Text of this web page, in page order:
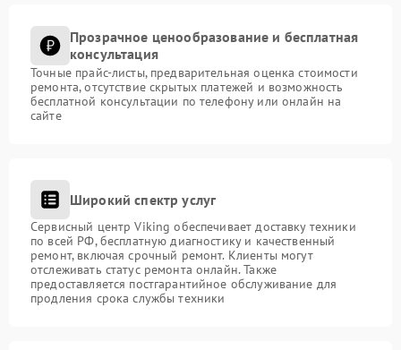
Прозрачное ценообразование и бесплатная
консультация
Точные прайс-листы, предварительная оценка стоимости
ремонта, отсутствие скрытых платежей и возможность
бесплатной консультации по телефону или онлайн на
сайте
Широкий спектр услуг
Сервисный центр Viking обеспечивает доставку техники
по всей РФ, бесплатную диагностику и качественный
ремонт, включая срочный ремонт. Клиенты могут
отслеживать статус ремонта онлайн. Также
предоставляется постгарантийное обслуживание для
продления срока службы техники